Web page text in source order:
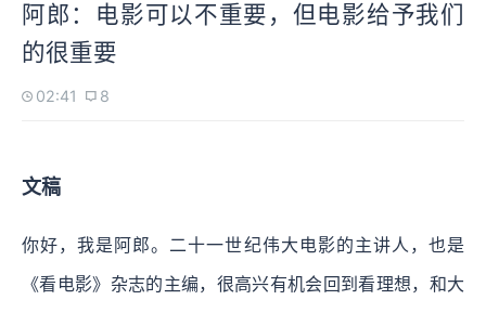
阿郎：电影可以不重要，但电影给予我们
的很重要
02:41 8
文稿
你好，我是阿郎。二十一世纪伟大电影的主讲人，也是
《看电影》杂志的主编，很高兴有机会回到看理想，和大